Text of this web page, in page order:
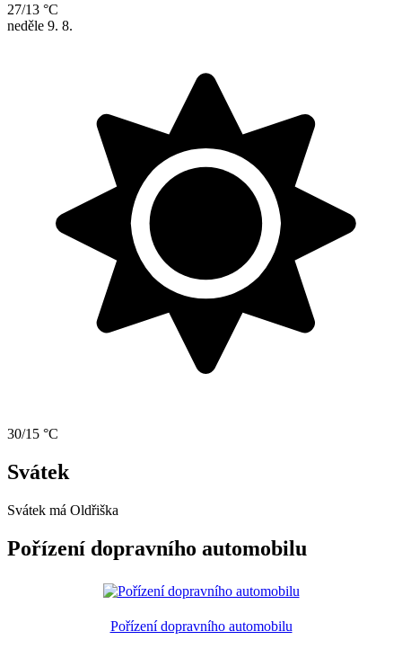
27/13 °C
neděle 9. 8.
30/15 °C
Svátek
Svátek má Oldřiška
Pořízení dopravního automobilu
Pořízení dopravního automobilu